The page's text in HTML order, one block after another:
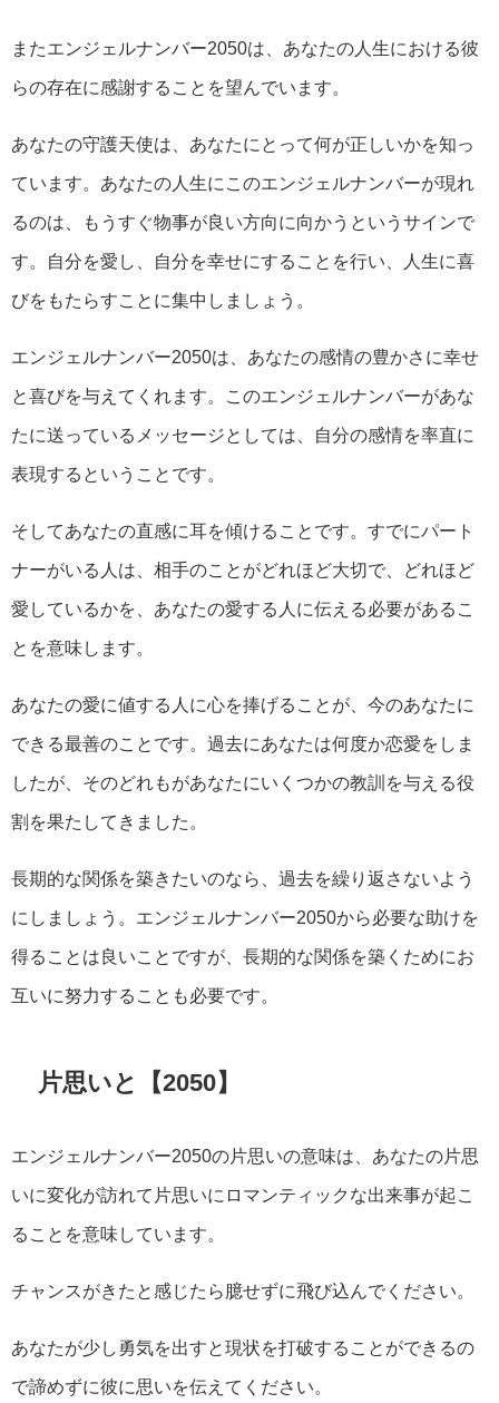
またエンジェルナンバー2050は、あなたの人生における彼
らの存在に感謝することを望んでいます。
あなたの守護天使は、あなたにとって何が正しいかを知っ
ています。あなたの人生にこのエンジェルナンバーが現れ
るのは、もうすぐ物事が良い方向に向かうというサインで
す。自分を愛し、自分を幸せにすることを行い、人生に喜
びをもたらすことに集中しましょう。
エンジェルナンバー2050は、あなたの感情の豊かさに幸せ
と喜びを与えてくれます。このエンジェルナンバーがあな
たに送っているメッセージとしては、自分の感情を率直に
表現するということです。
そしてあなたの直感に耳を傾けることです。すでにパート
ナーがいる人は、相手のことがどれほど大切で、どれほど
愛しているかを、あなたの愛する人に伝える必要があるこ
とを意味します。
あなたの愛に値する人に心を捧げることが、今のあなたに
できる最善のことです。過去にあなたは何度か恋愛をしま
したが、そのどれもがあなたにいくつかの教訓を与える役
割を果たしてきました。
長期的な関係を築きたいのなら、過去を繰り返さないよう
にしましょう。エンジェルナンバー2050から必要な助けを
得ることは良いことですが、長期的な関係を築くためにお
互いに努力することも必要です。
片思いと【2050】
エンジェルナンバー2050の片思いの意味は、あなたの片思
いに変化が訪れて片思いにロマンティックな出来事が起こ
ることを意味しています。
チャンスがきたと感じたら臆せずに飛び込んでください。
あなたが少し勇気を出すと現状を打破することができるの
で諦めずに彼に思いを伝えてください。